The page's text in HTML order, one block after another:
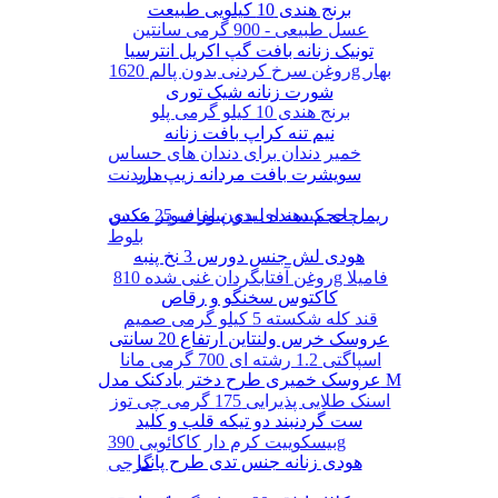
عسل طبیعی - 900 گرمی سانتین
روغن سرخ کردنی بدون پالم 1620g بهار
برنج هندی 10 کیلو گرمی پلو
خمیر دندان برای دندان های حساس
مریدنت
چای کیسه ای بدون لفاف 25 عددی
بلوط
روغن آفتابگردان غنی شده 810g فامیلا
قند کله شکسته 5 کیلو گرمی صمیم
اسپاگتی 1.2 رشته ای 700 گرمی مانا
اسنک طلایی پذیرایی 175 گرمی چی توز
بیسکوییت کرم دار کاکائویی 390g
گرجی
برنج هندی 10 کیلویی طبیعت
تونیک زنانه بافت گپ اکریل انترسیا
شورت زنانه شیک توری
نیم تنه کراپ بافت زنانه
سویشرت بافت مردانه زیپ دار
ریمل حجم دهنده لیدی پیور سوپر مکس
هودی لش جنس دورس 3 نخ پنبه
کاکتوس سخنگو و رقاص
عروسک خرس ولنتاین ارتفاع 20 سانتی
عروسک خمیری طرح دختر بادکنک مدل M
ست گردنبند دو تیکه قلب و کلید
هودی زنانه جنس تدی طرح پاندا